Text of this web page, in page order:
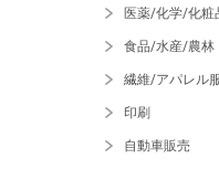
医薬/化学/化粧
食品/水産/農林
繊維/アパレル
印刷
自動車販売